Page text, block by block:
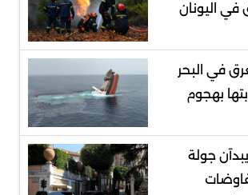
في اليونان
في البحر
بهجوم
جولة